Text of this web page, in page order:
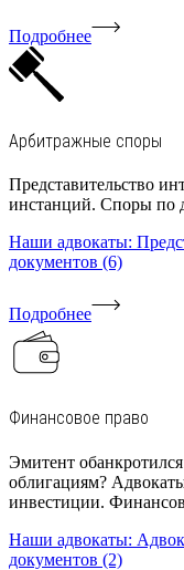
Подробнее
Арбитражные споры
Представительство
инстанций. Споры по
Наши адвокаты:
документов (6)
Подробнее
Финансовое право
Эмитент
облигациям?
инвестиции.
Наши адвокаты:
документов (2)